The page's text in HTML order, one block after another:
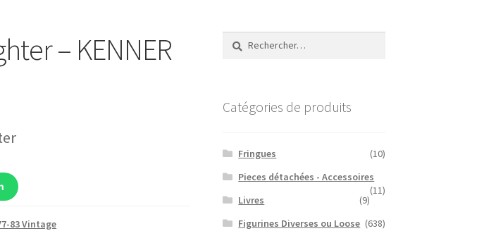
– KENNER
83 Vintage
Rechercher :
Catégories de produits
Fringues
(10)
Pieces détachées - Accessoires
(11)
Livres
(9)
Figurines Diverses ou Loose (638)